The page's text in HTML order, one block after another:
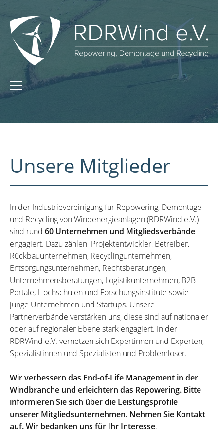
Unsere Mitglieder
In der Industrievereinigung für Repowering, Demontage
und Recycling von Windenergieanlagen (RDRWind e.V.)
sind rund 60 Unternehmen und Mitgliedsverbände
engagiert. Dazu zählen Projektentwickler, Betreiber,
Rückbauunternehmen, Recyclingunternehmen,
Entsorgungsunternehmen, Rechtsberatungen,
Unternehmensberatungen, Logistikunternehmen, B2B-
Portale, Hochschulen und Forschungsinstitute sowie
junge Unternehmen und Startups. Unsere
Partnerverbände verstärken uns, diese sind auf nationaler
oder auf regionaler Ebene stark engagiert. In der
RDRWind e.V. vernetzen sich Expertinnen und Experten,
Spezialistinnen und Spezialisten und Problemlöser.
Wir verbessern das End-of-Life Management in der
Windbranche und erleichtern das Repowering. Bitte
informieren Sie sich über die Leistungsprofile
unserer Mitgliedsunternehmen. Nehmen Sie Kontakt
auf. Wir bedanken uns für Ihr Interesse.